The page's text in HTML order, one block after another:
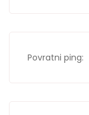
Povratni ping: